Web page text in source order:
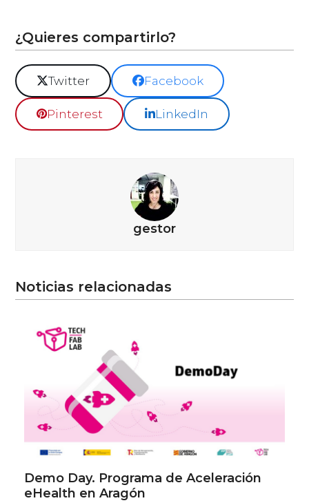
¿Quieres compartirlo?
Twitter Facebook
Pinterest LinkedIn
gestor
Noticias relacionadas
Demo Day. Programa de Aceleración
eHealth en Aragón